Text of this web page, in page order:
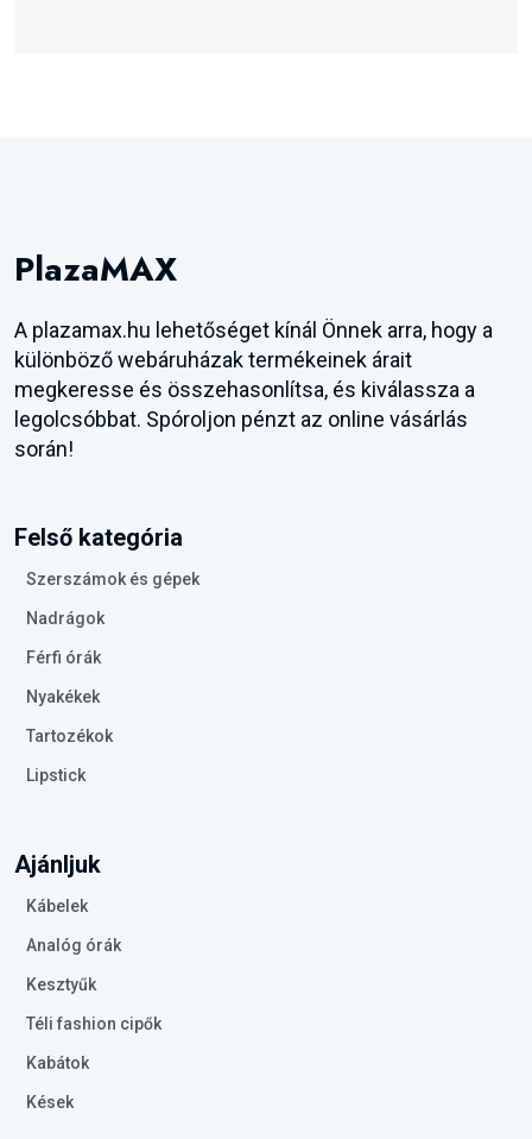
PlazaMAX
A plazamax.hu lehetőséget kínál Önnek arra, hogy a
különböző webáruházak termékeinek árait
megkeresse és összehasonlítsa, és kiválassza a
legolcsóbbat. Spóroljon pénzt az online vásárlás
során!
Felső kategória
Szerszámok és gépek
Nadrágok
Férfi órák
Nyakékek
Tartozékok
Lipstick
Ajánljuk
Kábelek
Analóg órák
Kesztyűk
Téli fashion cipők
Kabátok
Kések